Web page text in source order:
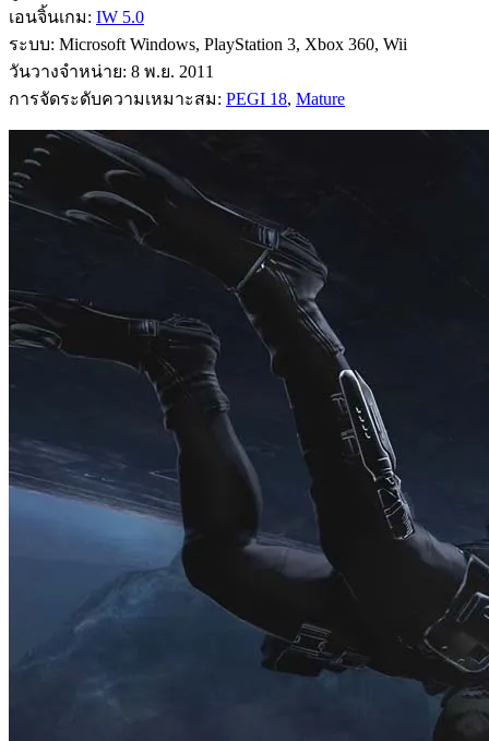
เอนจิ้นเกม: IW 5.0
ระบบ: Microsoft Windows, PlayStation 3, Xbox 360, Wii
วันวางจำหน่าย: 8 พ.ย. 2011
การจัดระดับความเหมาะสม: PEGI 18, Mature